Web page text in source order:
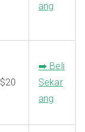
ang
$20
➡️ Beli
Sekar
ang